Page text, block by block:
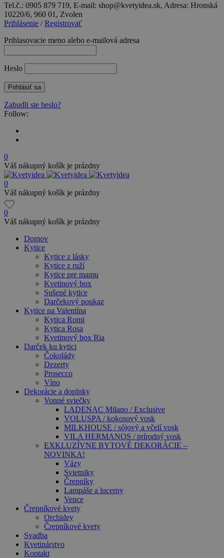
Tel.č.: 0905 879 719, E-mail: shop@kvetyidea.sk, Adresa: Hronská
10220/6, 960 01, Zvolen
Prihlásenie /Registrovať
Prihlasovacie meno alebo e-mailová adresa
Heslo
Zabudli ste heslo?
Follow:
0
Váš nákupný košík je prázdny
0
Váš nákupný košík je prázdny
0
Váš nákupný košík je prázdny
Domov
Kytice
Kytice z lásky
Kytice z ruží
Kytice pre mamu
Kvetinový box
Sušené kytice
Darčekový poukaz
Kytice na Valentína
Kytica Romi
Kytica Rosa
Kvetinový box Ria
Darček ku kytici
Čokolády
Dezerty
Prosecco
Víno
Dekorácie a doplnky
Vonné sviečky
LADENAC Milano / Exclusive
VOLUSPA / kokosový vosk
MILKHOUSE / sójový a včelí vosk
VILA HERMANOS / prírodný vosk
EXKLUZÍVNE BYTOVÉ DEKORÁCIE –
NOVINKA!
Vázy
Svietniky
Črepníky
Lampáše a lucerny
Vence
Črepníkové kvety
Orchidey
Črepníkové kvety
Svadba
Kvetinárstvo
Kontakt